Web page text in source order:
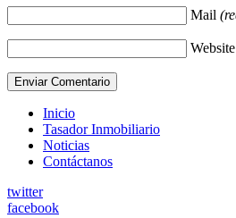
Mail
Website
Inicio
Tasador Inmobiliario
Noticias
Contáctanos
twitter
facebook